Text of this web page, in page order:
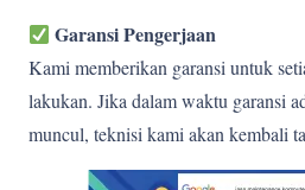
Garansi Pengerjaan
Kami memberikan garansi untuk
lakukan. Jika dalam waktu garansi
muncul, teknisi kami akan kembali